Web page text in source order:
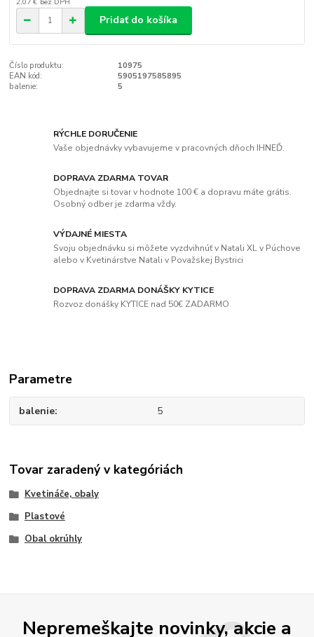
Pridať do košíka
Číslo produktu:
10975
EAN kód:
5905197585895
balenie:
5
RÝCHLE DORUČENIE
Vaše objednávky vybavujeme v pracovných dňoch IHNEĎ.
DOPRAVA ZDARMA TOVAR
Objednajte si tovar v hodnote 100 € a dopravu máte grátis.
Osobný odber je zdarma vždy.
VÝDAJNÉ MIESTA
Svoju objednávku si môžete vyzdvihnúť v Natali XL v Púchove
alebo v Kvetinárstve Natali v Považskej Bystrici
DOPRAVA ZDARMA DONÁŠKY KYTICE
Rozvoz donášky KYTICE nad 50€ ZADARMO
Parametre
balenie 5
Tovar zaradený v kategóriách
Kvetináče, obaly
Plastové
Obal okrúhly
Nepremeškajte novinky, akcie a